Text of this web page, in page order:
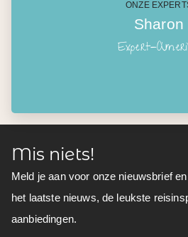
ONZE
Sharon
Expert-
Mis niets!
Meld je aan voor onze nieuwsbrief
het laatste nieuws, de leukste
aanbiedingen.